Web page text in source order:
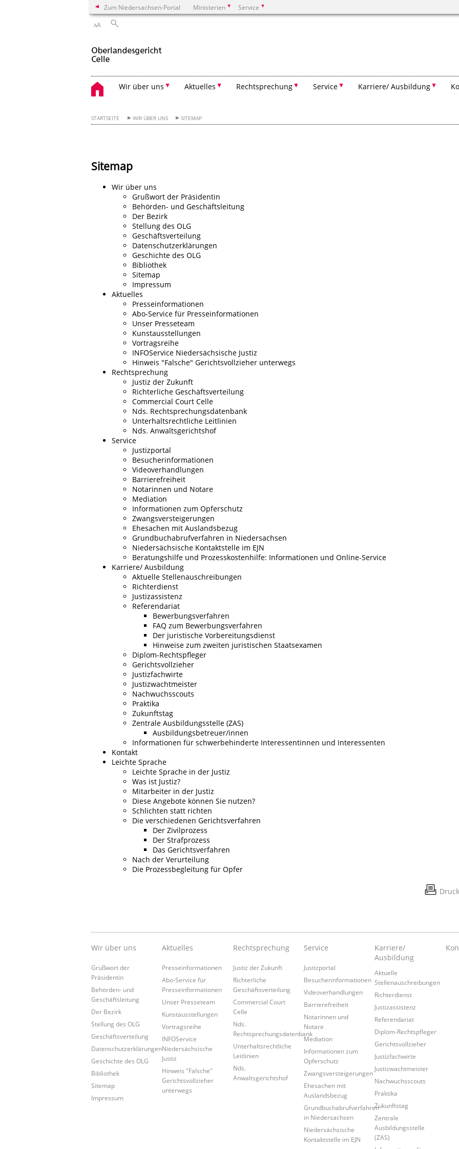
Zum Niedersachsen-Portal Ministerien Service
AA
Wir über uns Aktuelles Rechtsprechung Service Karriere/ Ausbildung
STARTSEITE WIR ÜBER UNS SITEMAP
Sitemap
Wir über uns
Grußwort der Präsidentin
Behörden- und Geschäftsleitung
Der Bezirk
Stellung des OLG
Geschäftsverteilung
Datenschutzerklärungen
Geschichte des OLG
Bibliothek
Sitemap
Impressum
Aktuelles
Presseinformationen
Abo-Service für Presseinformationen
Unser Presseteam
Kunstausstellungen
Vortragsreihe
INFOService Niedersächsische Justiz
Hinweis "Falsche" Gerichtsvollzieher unterwegs
Rechtsprechung
Justiz der Zukunft
Richterliche Geschäftsverteilung
Commercial Court Celle
Nds. Rechtsprechungsdatenbank
Unterhaltsrechtliche Leitlinien
Nds. Anwaltsgerichtshof
Service
Justizportal
Besucherinformationen
Videoverhandlungen
Barrierefreiheit
Notarinnen und Notare
Mediation
Informationen zum Opferschutz
Zwangsversteigerungen
Ehesachen mit Auslandsbezug
Grundbuchabrufverfahren in Niedersachsen
Niedersächsische Kontaktstelle im EJN
Beratungshilfe und Prozesskostenhilfe: Informationen und Online-Service
Karriere/ Ausbildung
Aktuelle Stellenauschreibungen
Richterdienst
Justizassistenz
Referendariat
Bewerbungsverfahren
FAQ zum Bewerbungsverfahren
Der juristische Vorbereitungsdienst
Hinweise zum zweiten juristischen Staatsexamen
Diplom-Rechtspfleger
Gerichtsvollzieher
Justizfachwirte
Justizwachtmeister
Nachwuchsscouts
Praktika
Zukunftstag
Zentrale Ausbildungsstelle (ZAS)
Ausbildungsbetreuer/innen
Informationen für schwerbehinderte Interessentinnen und Interessenten
Kontakt
Leichte Sprache
Leichte Sprache in der Justiz
Was ist Justiz?
Mitarbeiter in der Justiz
Diese Angebote können Sie nutzen?
Schlichten statt richten
Die verschiedenen Gerichtsverfahren
Der Zivilprozess
Der Strafprozess
Das Gerichtsverfahren
Nach der Verurteilung
Die Prozessbegleitung für Opfer
Wir über uns
Grußwort der
Präsidentin
Behörden- und
Geschäftsleitung
Der Bezirk
Stellung des OLG
Geschäftsverteilung
Datenschutzerklärungen
Geschichte des OLG
Bibliothek
Sitemap
Impressum
Aktuelles
Presseinformationen
Abo-Service für
Presseinformationen
Unser Presseteam
Kunstausstellungen
Vortragsreihe
INFOService
Niedersächsische
Justiz
Hinweis "Falsche"
Gerichtsvollzieher
unterwegs
Rechtsprechung
Justiz der Zukunft
Richterliche
Geschäftsverteilung
Commercial Court
Celle
Nds.
Rechtsprechungsdatenbank
Unterhaltsrechtliche
Leitlinien
Nds.
Anwaltsgerichtshof
Service
Justizportal
Besucherinformationen
Videoverhandlungen
Barrierefreiheit
Notarinnen und
Notare
Mediation
Informationen zum
Opferschutz
Zwangsversteigerungen
Ehesachen mit
Auslandsbezug
Grundbuchabrufverfahren
in Niedersachsen
Niedersächsische
Kontaktstelle im EJN
Karriere/
Ausbildung
Aktuelle
Stellenauschreibungen
Richterdienst
Justizassistenz
Referendariat
Diplom-Rechtspfleger
Gerichtsvollzieher
Justizfachwirte
Justizwachtmeister
Nachwuchsscouts
Praktika
Zukunftstag
Zentrale
Ausbildungsstelle
(ZAS)